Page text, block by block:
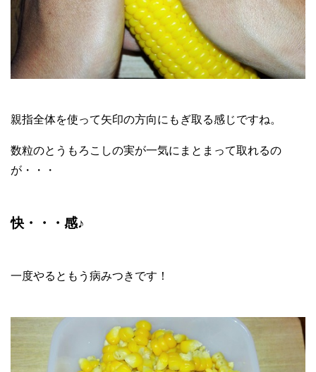
親指全体を使って矢印の方向にもぎ取る感じですね。
数粒のとうもろこしの実が一気にまとまって取れるの
が・・・
快・・・感♪
一度やるともう病みつきです！